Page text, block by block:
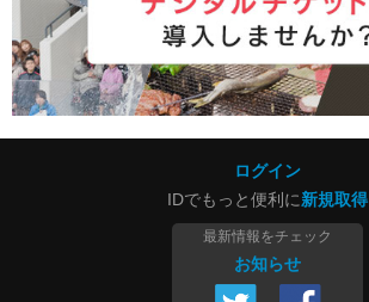
ログイン
IDでもっと便利に新規取得
最新情報をチェック
お知らせ